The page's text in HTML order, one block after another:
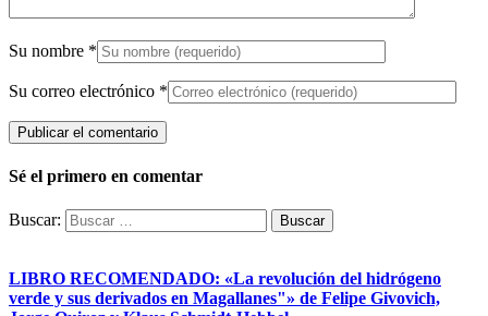
Su nombre *
Su correo electrónico *
Sé el primero en comentar
Buscar:
LIBRO RECOMENDADO: «La revolución del hidrógeno
verde y sus derivados en Magallanes"» de Felipe Givovich,